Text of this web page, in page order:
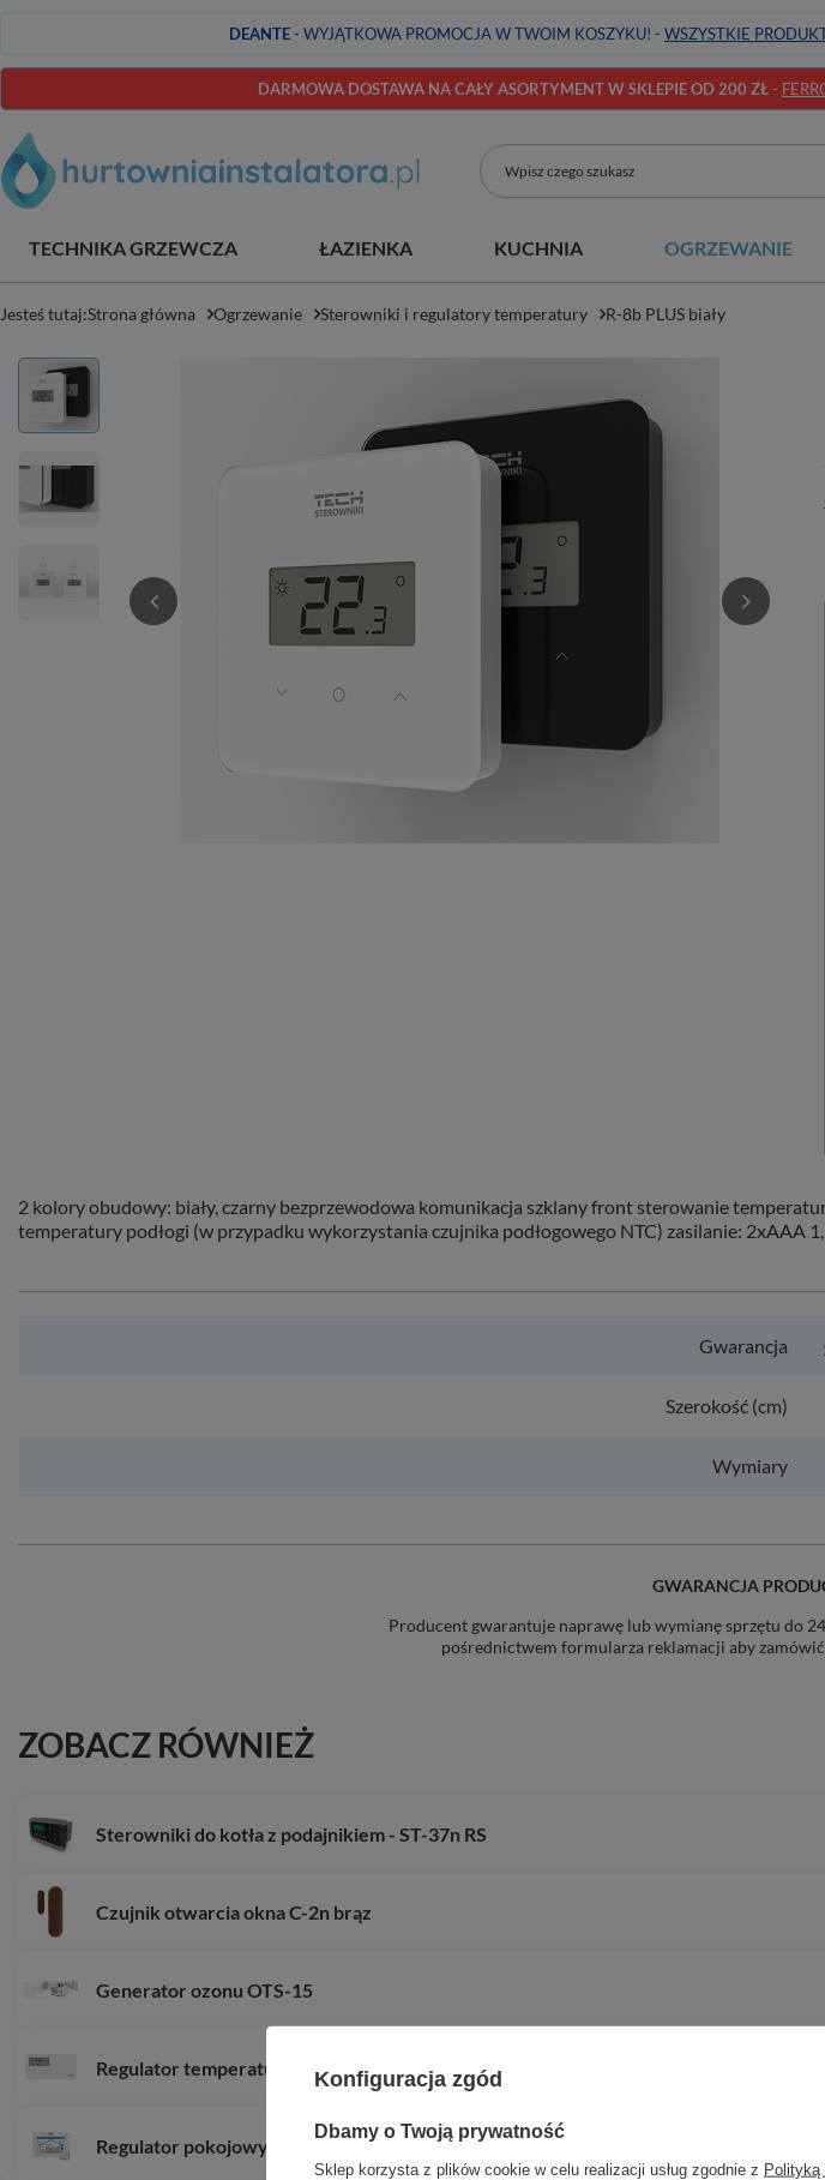
DEANTE- WYJĄTKOWA PROMOCJA W TWOIM KOSZYKU! - WSZYSTKIE
DARMOWA DOSTAWA NA CAŁY ASORTYMENT W SKLEPIE OD 200 ZŁ-
TECHNIKA GRZEWCZA ŁAZIENKA KUCHNIA OGRZEWANIE
Jesteś tutaj:Strona główna Ogrzewanie Sterowniki i regulatory temperatury R-8b PLUS biały
2 kolory obudowy: biały, czarny bezprzewodowa komunikacja szklany front sterowanie
temperatury podłogi (w przypadku wykorzystania czujnika podłogowego NTC) zasilanie: 2xAAA
Gwarancja
Szerokość (cm)
Wymiary
GWARANCJA
Producent gwarantuje naprawę lub wymianę sprzętu do
pośrednictwem formularza reklamacji aby
ZOBACZ RÓWNIEŻ
Sterowniki do kotła z podajnikiem - ST-37n RS
Czujnik otwarcia okna C-2n brąz
Generator ozonu OTS-15
Regulator temperatury TECH T-9.1 - przewodowy tygodniowy
Regulator pokojowy z komunikacją OpenTherm czarny
Konfiguracja zgód
Dbamy o Twoją prywatność
Sklep korzysta z plików cookie w celu realizacji usług zgodnie z Polityką